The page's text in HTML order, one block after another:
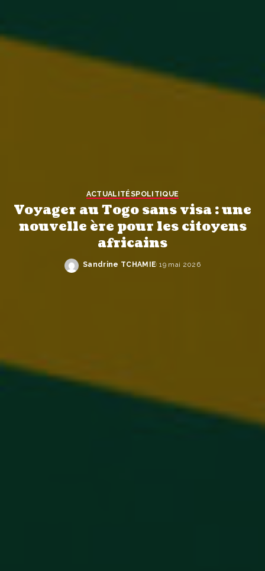
ACTUALITÉSPOLITIQUE
Voyager au Togo sans visa : une
nouvelle ère pour les citoyens
africains
Publié
Sandrine TCHAMIE 19 mai 2026